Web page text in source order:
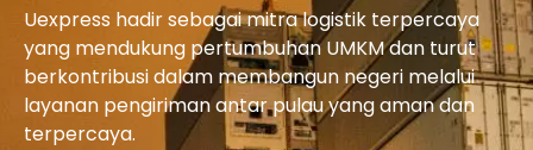
Uexpress hadir sebagai mitra logistik terpercaya
yang mendukung pertumbuhan UMKM dan turut
berkontribusi dalam membangun negeri melalui
layanan pengiriman antar pulau yang aman dan
terpercaya.